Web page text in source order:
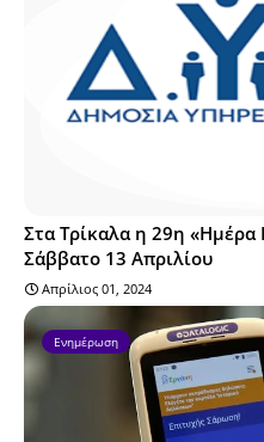
Στα Τρίκαλα η 29η «Ημέρα
Σάββατο 13 Απριλίου
Απρίλιος 01, 2024
Ενημέρωση